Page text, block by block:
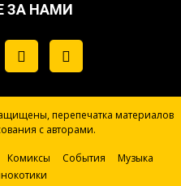
ЗА НАМИ
перепечатка материалов
с авторами.
Комиксы События
Музыка